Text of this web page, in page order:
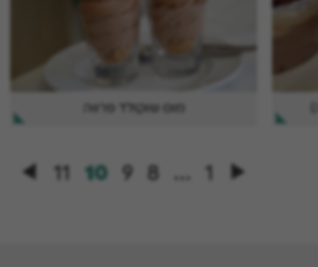
מוס שוקולד פרווה
1
8
9
10
11